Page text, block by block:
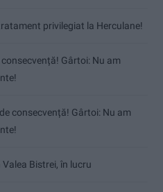
privilegiat la Herculane!
Gârtoi: Nu am
consecvență! Gârtoi: Nu am
Bistrei, în lucru